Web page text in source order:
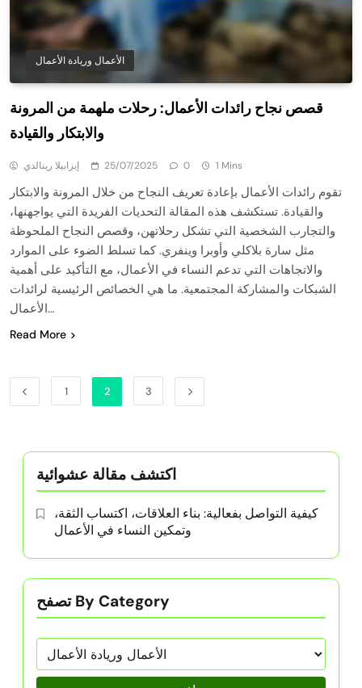
الأعمال وريادة الأعمال
قصص نجاح رائدات الأعمال: رحلات ملهمة من المرونة
والابتكار والقيادة
إيزابيلا رينالدي 25/07/2025 0 1 Mins
تقوم رائدات الأعمال بإعادة تعريف النجاح من خلال المرونة والابتكار
والقيادة. تستكشف هذه المقالة التحديات الفريدة التي يواجهنها،
والتجارب الشخصية التي تشكل رحلاتهن، وقصص النجاح الملحوظة
مثل سارة بلاكلي وأوبرا وينفري. كما تسلط الضوء على الموارد
والاتجاهات التي تدعم النساء في الأعمال، مع التأكيد على أهمية
الشبكات والمشاركة المجتمعية. ما هي الخصائص الرئيسية لرائدات
الأعمال…
Read More
1 2 3
اكتشف مقالة عشوائية
كيفية التواصل بفعالية: بناء العلاقات، اكتساب الثقة،
وتمكين النساء في الأعمال
تصفح By Category